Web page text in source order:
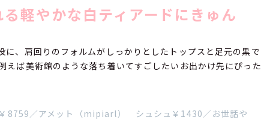
軽やかな白ティアードにきゅん
に、肩回りのフォルムがしっかりとしたトップスと足元の黒で
えば美術館のような落ち着いてすごしたいお出かけ先にぴった
8759／アメット（mipiarl） シュシュ￥1430／お世話や